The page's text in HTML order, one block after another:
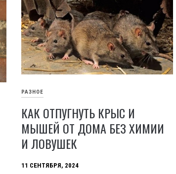
РАЗНОЕ
КАК ОТПУГНУТЬ КРЫС И
МЫШЕЙ ОТ ДОМА БЕЗ ХИМИИ
И ЛОВУШЕК
11 СЕНТЯБРЯ, 2024